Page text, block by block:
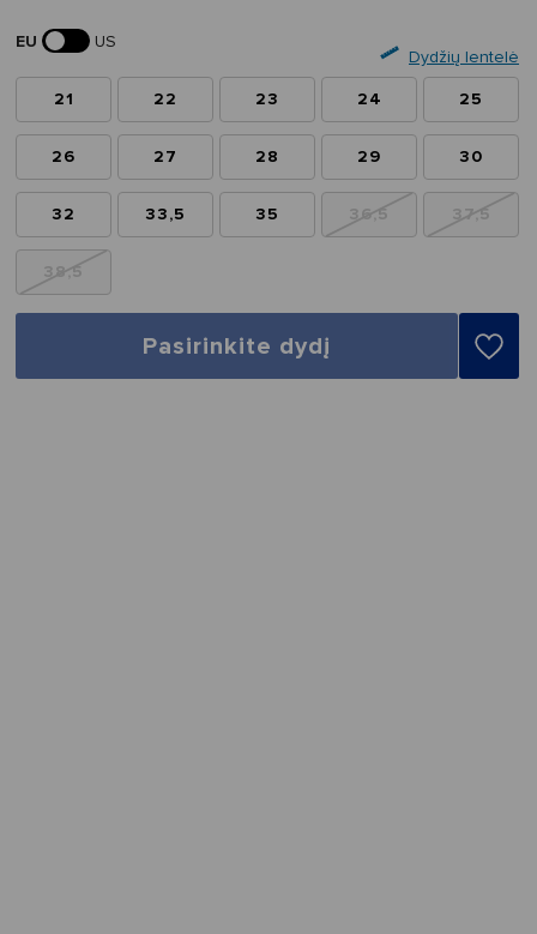
EU
US
Dydžių lentelė
21 22 23 24 25
26 27 28 29 30
32 33,5 35 36,5 37,5
38,5
Pasirinkite dydį